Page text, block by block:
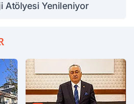
Atölyesi Yenileniyor